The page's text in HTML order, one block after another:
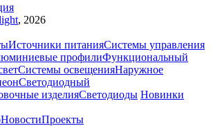
, 2026
Источники питанияСистемы управления
профилиФункциональный
Системы освещенияНаружное
Светодиодный
изделияСветодиоды Новинки
НовостиПроекты